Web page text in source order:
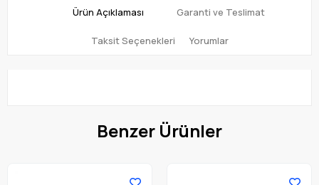
Ürün Açıklaması Garanti ve Teslimat
Taksit Seçenekleri Yorumlar
Benzer Ürünler